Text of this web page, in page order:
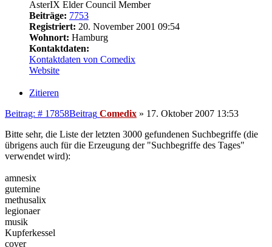
AsterIX Elder Council Member
Beiträge: 7753
Registriert: 20. November 2001 09:54
Wohnort: Hamburg
Kontaktdaten:
Kontaktdaten von Comedix
Website
Zitieren
Beitrag: # 17858Beitrag Comedix » 17. Oktober 2007 13:53
Bitte sehr, die Liste der letzten 3000 gefundenen Suchbegriffe (die
übrigens auch für die Erzeugung der "Suchbegriffe des Tages"
verwendet wird):
amnesix
gutemine
methusalix
legionaer
musik
Kupferkessel
cover